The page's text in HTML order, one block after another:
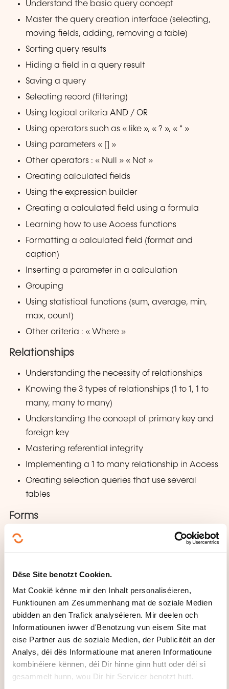
Dëse Site benotzt Cookien.
Mat Cookië kënne mir den Inhalt personaliséieren,
Funktiounen am Zesummenhang mat de soziale Medien
ubidden an den Trafick analyséieren. Mir deelen och
Informatiounen iwwer d'Benotzung vun eisem Site mat
eise Partner aus de soziale Medien, der Publicitéit an der
Analys, déi dës Informatioune mat aneren Informatioune
kombinéiere kënnen, déi Dir hinne ginn hutt oder déi si
gesammelt hunn, wou Dir hir Servicer benotzt hutt.
Understand the basic query concept
Master the query creation interface (selecting,
moving fields, adding, removing a table)
Sorting query results
Hiding a field in a query result
Saving a query
Selecting record (filtering)
Using logical criteria AND / OR
Using operators such as « like », « ? », « * »
Using parameters « [] »
Other operators : « Null » « Not »
Creating calculated fields
Using the expression builder
Creating a calculated field using a formula
Learning how to use Access functions
Formatting a calculated field (format and
caption)
Inserting a parameter in a calculation
Grouping
Using statistical functions (sum, average, min,
max, count)
Other criteria : « Where »
Relationships
Understanding the necessity of relationships
Knowing the 3 types of relationships (1 to 1, 1 to
many, many to many)
Understanding the concept of primary key and
foreign key
Mastering referential integrity
Implementing a 1 to many relationship in Access
Creating selection queries that use several
tables
Forms
Using basic controls
Reports
Creating reports using the wizard
Using basic controls
Using label creation wizard
ORGANISATIOUNSMODUS